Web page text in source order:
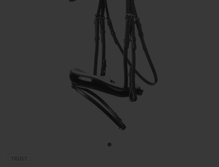
TRUST